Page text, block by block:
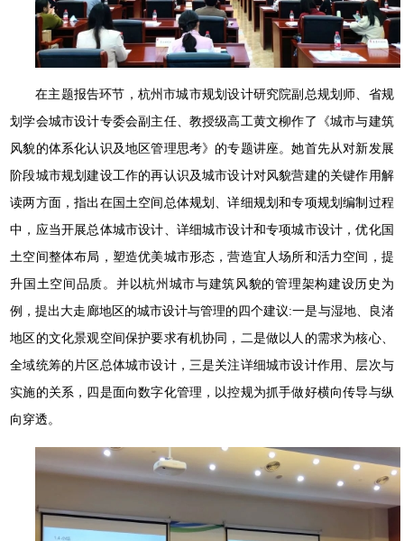
在主题报告环节，杭州市城市规划设计研究院副总规划师、省规
划学会城市设计专委会副主任、教授级高工黄文柳作了《城市与建筑
风貌的体系化认识及地区管理思考》的专题讲座。她首先从对新发展
阶段城市规划建设工作的再认识及城市设计对风貌营建的关键作用解
读两方面，指出在国土空间总体规划、详细规划和专项规划编制过程
中，应当开展总体城市设计、详细城市设计和专项城市设计，优化国
土空间整体布局，塑造优美城市形态，营造宜人场所和活力空间，提
升国土空间品质。并以杭州城市与建筑风貌的管理架构建设历史为
例，提出大走廊地区的城市设计与管理的四个建议:一是与湿地、良渚
地区的文化景观空间保护要求有机协同，二是做以人的需求为核心、
全域统筹的片区总体城市设计，三是关注详细城市设计作用、层次与
实施的关系，四是面向数字化管理，以控规为抓手做好横向传导与纵
向穿透。